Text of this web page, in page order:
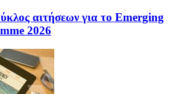
αιτήσεων για το Emerging
2026